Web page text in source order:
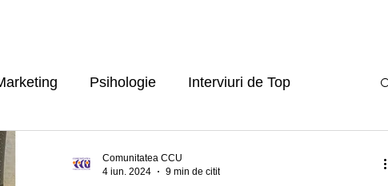
Psihologie Interviuri de Top
Comunitatea CCU
4 iun. 2024
9 min de citit